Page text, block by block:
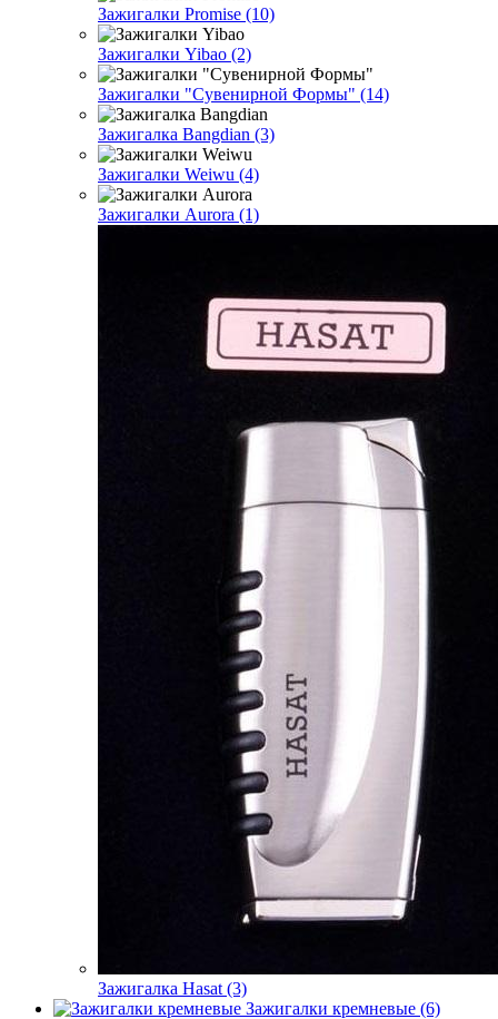
Зажигалки Promise (10)
Зажигалки Yibao (2)
Зажигалки "Сувенирной Формы" (14)
Зажигалка Bangdian (3)
Зажигалки Weiwu (4)
Зажигалки Aurora (1)
Зажигалка Hasat (3)
Зажигалки кремневые (6)